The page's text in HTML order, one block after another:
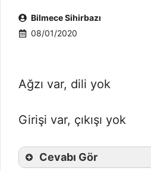
Bilmece Sihirbazı
08/01/2020
Ağzı var, dili yok
Girişi var, çıkışı yok
Cevabı Gör